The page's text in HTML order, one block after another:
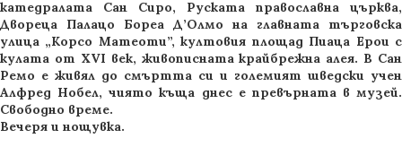
катедралата Сан Сиро, Руската православна църква,
Двореца Палацо Бореа Д’Олмо на главната търговска
улица „Корсо Матеоти”, култовия площад Пиаца Ерои с
кулата от ХVІ век, живописната крайбрежна алея. В Сан
Ремо е живял до смъртта си и големият шведски учен
Алфред Нобел, чиято къща днес е превърната в музей.
Свободно време.
Вечеря и нощувка.